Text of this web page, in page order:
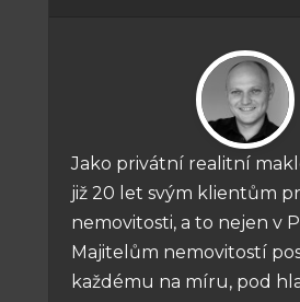
Jako privátní realitní
již 20 let svým klientům
nemovitosti, a to nejen v
Majitelům nemovitostí
každému na míru, pod